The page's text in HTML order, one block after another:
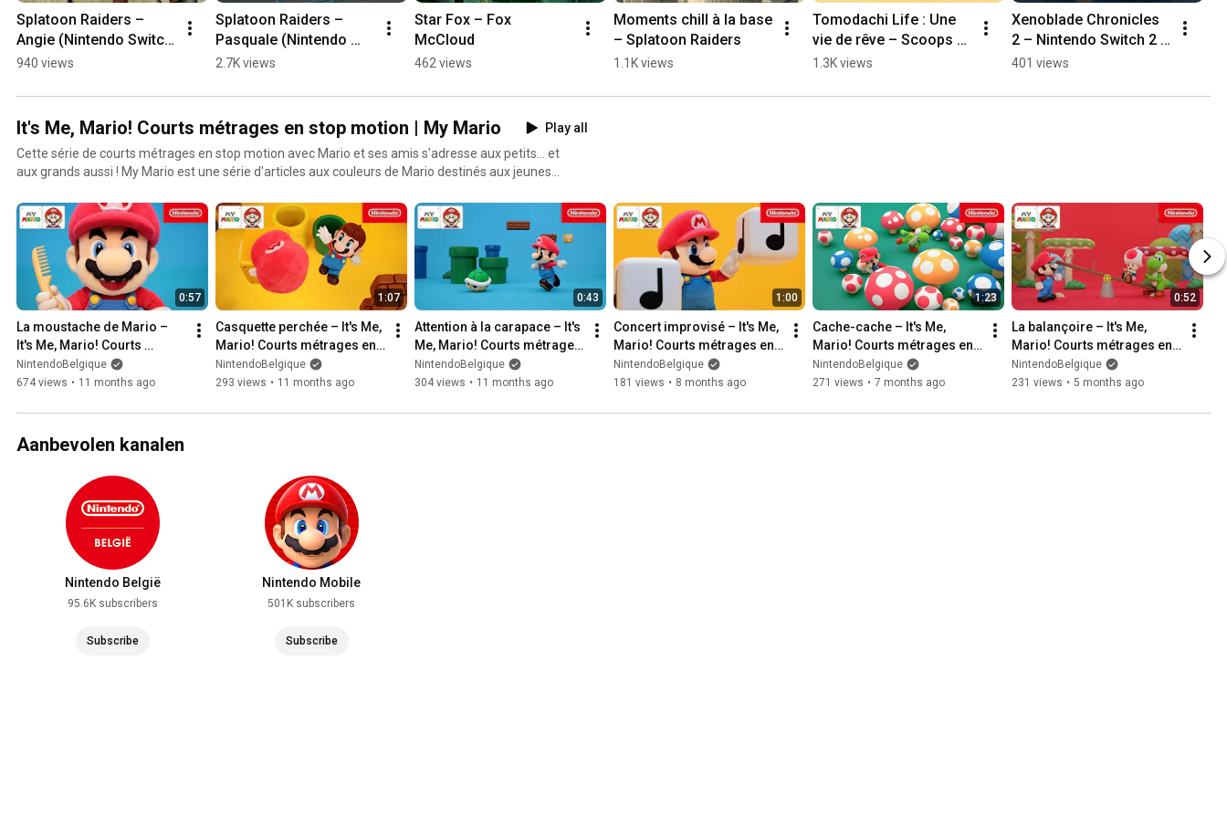
Splatoon Raiders –
Angie (Nintendo Switch
2)
940 views
Splatoon Raiders –
Pasquale (Nintendo
Switch 2)
2.7K views
Star Fox – Fox
McCloud
462 views
Moments chill à la base
– Splatoon Raiders
1.1K views
Tomodachi Life : Une
vie de rêve – Scoops
inattendus (Nintendo
1.3K views
Xenoblade Chronicles
2 – Nintendo Switch 2
Edition – Rex et ses
401 views
It's Me, Mario! Courts métrages en stop motion | My Mario
Play all
Cette série de courts métrages en stop motion avec Mario et ses amis s'adresse aux petits... et
aux grands aussi ! My Mario est une série d'articles aux couleurs de Mario destinés aux jeunes
0:57
La moustache de Mario –
It's Me, Mario! Courts
métrages en stop motion,
épisode 1 | My Mario
NintendoBelgique
674 views • 11 months ago
1:07
Casquette perchée – It's Me,
Mario! Courts métrages en
stop motion, épisode 2 | My
Mario
NintendoBelgique
293 views • 11 months ago
0:43
Attention à la carapace – It's
Me, Mario! Courts métrages
en stop motion, épisode 3 |
My Mario
NintendoBelgique
304 views • 11 months ago
1:00
Concert improvisé – It's Me,
Mario! Courts métrages en
stop motion, épisode 4 | My
Mario
NintendoBelgique
181 views • 8 months ago
1:23
Cache-cache – It's Me,
Mario! Courts métrages en
stop motion, épisode 5 | My
Mario
NintendoBelgique
271 views • 7 months ago
0:52
La balançoire – It's Me,
Mario! Courts métrages en
stop motion, épisode 6 | My
Mario
NintendoBelgique
231 views • 5 months ago
Aanbevolen kanalen
Nintendo België
95.6K subscribers
Subscribe
Nintendo Mobile
501K subscribers
Subscribe